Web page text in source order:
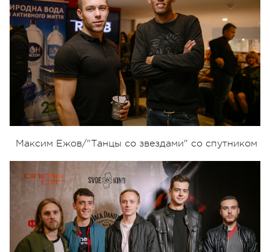
Максим Ежов/"Танцы со звездами" со спутником